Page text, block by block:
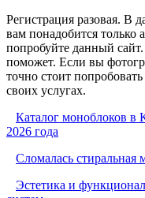
Регистрация разовая. В
вам понадобится только
попробуйте данный
поможет. Если вы
точно стоит
своих услугах.
Каталог моноблоков в
2026 года
Сломалась стиральная
Эстетика и